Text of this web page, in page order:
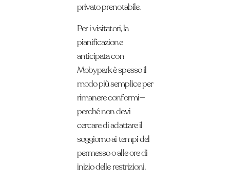
privato prenotabile.
Per i visitatori, la
pianificazione
anticipata con
Mobypark è spesso il
modo più semplice per
rimanere conformi—
perché non devi
cercare di adattare il
soggiorno ai tempi del
permesso o alle ore di
inizio delle restrizioni.